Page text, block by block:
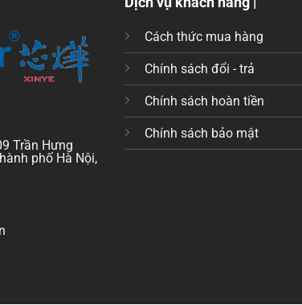
Trần Hưng
phố Hà Nội,
Cách thức mua hàng
Chính sách đổi - trả
Chính sách hoàn tiền
Chính sách bảo mật